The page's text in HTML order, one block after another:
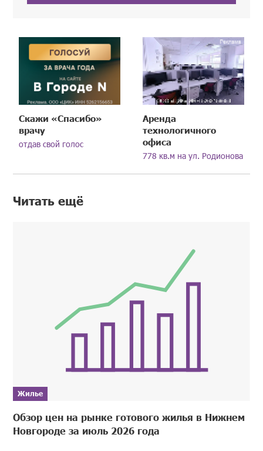
Скажи «Спасибо»
врачу
отдав свой голос
Аренда
технологичного
офиса
778 кв.м на ул. Родионова
Читать ещё
Жилье
Обзор цен на рынке готового жилья в Нижнем
Новгороде за июль 2026 года